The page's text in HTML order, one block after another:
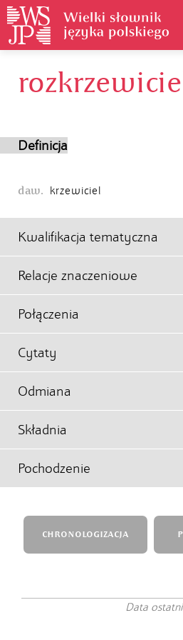
Historia
Definicja
daw. krzewiciel
Kwalifikacja tematyczna
Relacje znaczeniowe
Połączenia
Cytaty
Odmiana
Składnia
Pochodzenie
CHRONOLOGIZACJA
Data